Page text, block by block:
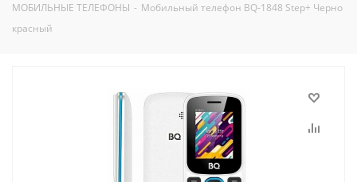
МОБИЛЬНЫЕ ТЕЛЕФОНЫ - Мобильный телефон BQ-1848 Step+ Черно
красный